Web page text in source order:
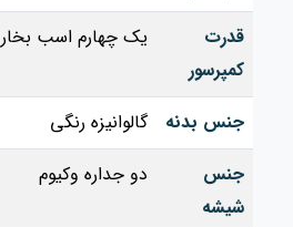
قدرت
کمپرسور
یک چهارم اسب بخار
جنس بدنه
گالوانیزه رنگی
جنس
شیشه
دو جداره وکیوم